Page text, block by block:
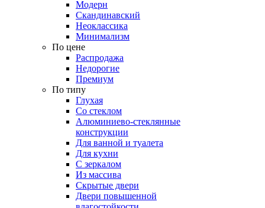
Модерн
Скандинавский
Неоклассика
Минимализм
По цене
Распродажа
Недорогие
Премиум
По типу
Глухая
Со стеклом
Алюминиево-стеклянные
конструкции
Для ванной и туалета
Для кухни
С зеркалом
Из массива
Скрытые двери
Двери повышенной